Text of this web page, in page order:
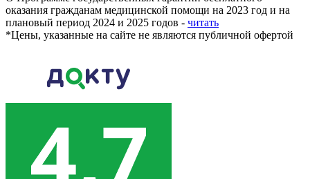
оказания гражданам медицинской помощи на 2023 год и на
плановый период 2024 и 2025 годов - читать
*Цены, указанные на сайте не являются публичной офертой